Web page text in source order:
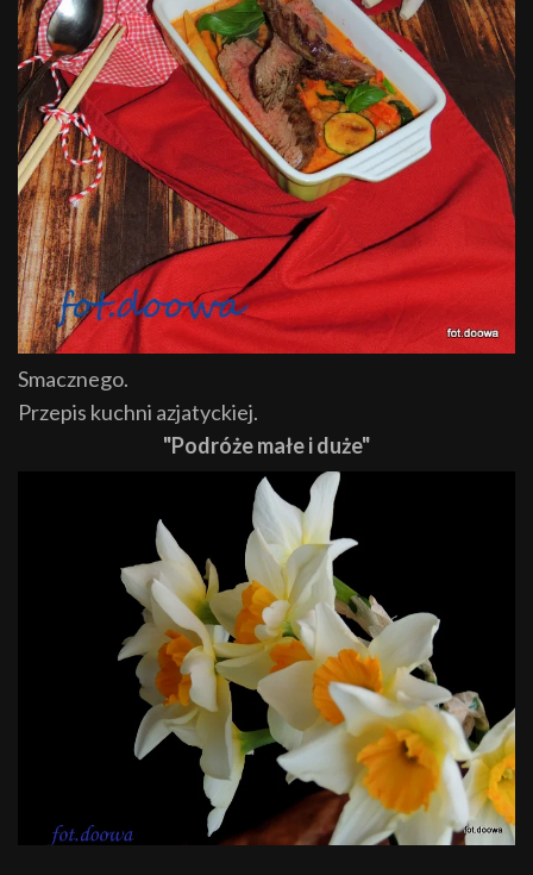
Smacznego.
Przepis kuchni azjatyckiej.
"Podróże małe i duże"